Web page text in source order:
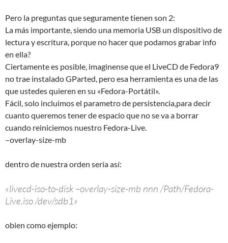
Pero la preguntas que seguramente tienen son 2:
La más importante, siendo una memoria USB un dispositivo de
lectura y escritura, porque no hacer que podamos grabar info
en ella?
Ciertamente es posible, imaginense que el LiveCD de Fedora9
no trae instalado GParted, pero esa herramienta es una de las
que ustedes quieren en su «Fedora-Portátil».
Fácil, solo incluimos el parametro de persistencia,para decir
cuanto queremos tener de espacio que no se va a borrar
cuando reiniciemos nuestro Fedora-Live.
–overlay-size-mb
dentro de nuestra orden sería así:
«livecd-iso-to-disk –overlay-size-mb nnn /Path/Fedora-
Live.iso /dev/sdb1»
obien como ejemplo: